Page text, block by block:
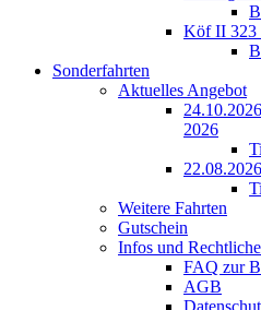
Köf II 323
Sonderfahrten
Aktuelles Angebot
2026
Weitere Fahrten
Gutschein
Infos und
FAQ zur
AGB